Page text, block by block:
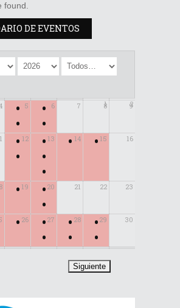
found.
DE EVENTOS
1 2
5
•
•
6
•
•
7 8 9
12
•
•
13
•
•
•
14
• 15
• 16
19
• 20
•
•
21 22 23
26
• 27
•
•
28
•
•
29
•
•
30